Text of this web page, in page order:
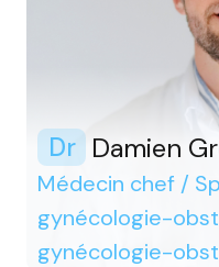
Dr Damien
Médecin chef /
gynécologie-
gynécologie-